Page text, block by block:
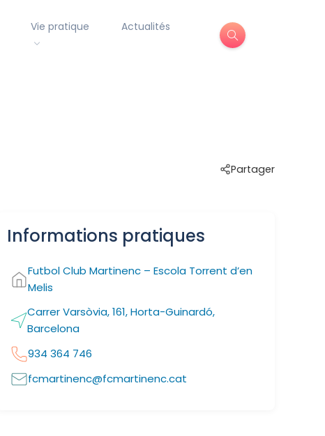
Vie pratique Actualités
Partager
Informations pratiques
Futbol Club Martinenc – Escola Torrent d’en
Melis
Carrer Varsòvia, 161, Horta-Guinardó,
Barcelona
934 364 746
fcmartinenc@fcmartinenc.cat